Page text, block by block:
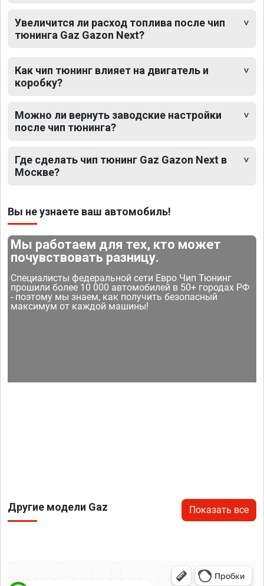
Увеличится ли расход топлива после чип
тюнинга Gaz Gazon Next?
Как чип тюнинг влияет на двигатель и
коробку?
Можно ли вернуть заводские настройки
после чип тюнинга?
Где сделать чип тюнинг Gaz Gazon Next в
Москве?
Вы не узнаете ваш автомобиль!
Мы работаем для тех, кто может
почувствовать разницу.
Специалисты федеральной сети Евро Чип Тюнинг
прошили более 10 000 автомобилей в 50+ городах РФ
- поэтому мы знаем, как получить безопасный
максимум от каждой машины!
Другие модели Gaz Показать все